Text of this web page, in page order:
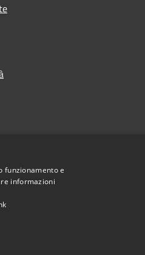
di Caltanissetta • Powered by
funzionamento e
informazioni